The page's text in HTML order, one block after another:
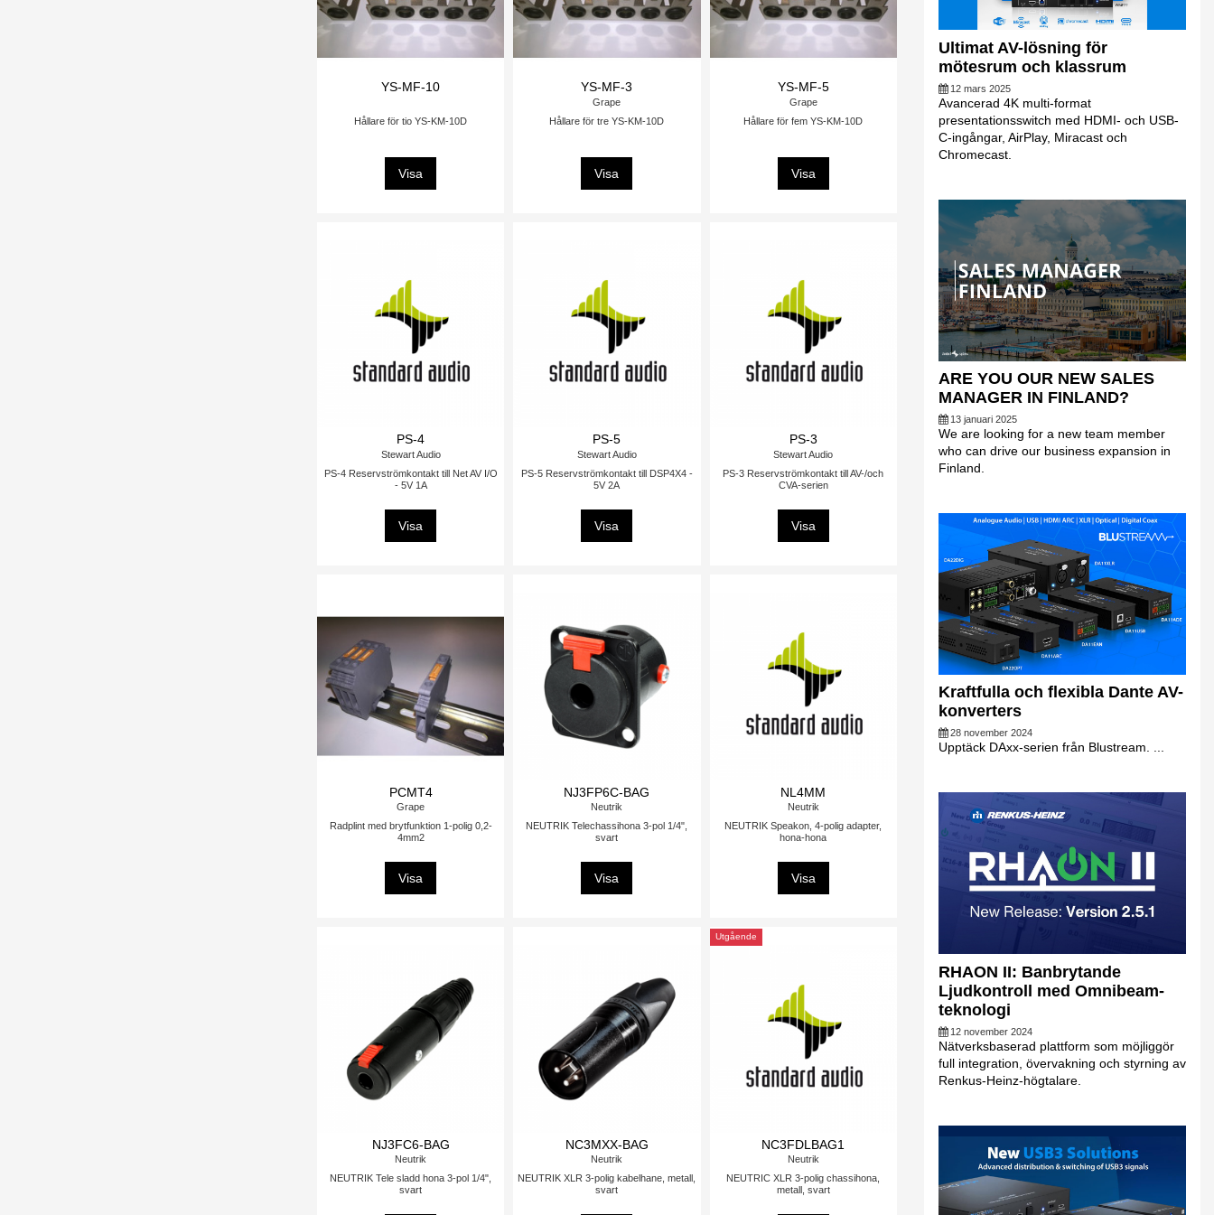
YS-MF-10
Hållare för tio YS-KM-10D
Visa
YS-MF-3
Grape
Hållare för tre YS-KM-10D
Visa
YS-MF-5
Grape
Hållare för fem YS-KM-10D
Visa
PS-4
Stewart Audio
PS-4 Reservströmkontakt till Net AV I/O
- 5V 1A
Visa
PS-5
Stewart Audio
PS-5 Reservströmkontakt till DSP4X4 -
5V 2A
Visa
PS-3
Stewart Audio
PS-3 Reservströmkontakt till AV-/och
CVA-serien
Visa
PCMT4
Grape
Radplint med brytfunktion 1-polig 0,2-
4mm2
Visa
NJ3FP6C-BAG
Neutrik
NEUTRIK Telechassihona 3-pol 1/4",
svart
Visa
NL4MM
Neutrik
NEUTRIK Speakon, 4-polig adapter,
hona-hona
Visa
NJ3FC6-BAG
Neutrik
NEUTRIK Tele sladd hona 3-pol 1/4",
svart
NC3MXX-BAG
Neutrik
NEUTRIK XLR 3-polig kabelhane, metall,
svart
Utgående
NC3FDLBAG1
Neutrik
NEUTRIC XLR 3-polig chassihona,
metall, svart
Ultimat AV-lösning för
mötesrum och klassrum
12 mars 2025
Avancerad 4K multi-format
presentationsswitch med HDMI- och USB-
C-ingångar, AirPlay, Miracast och
Chromecast.
ARE YOU OUR NEW SALES
MANAGER IN FINLAND?
13 januari 2025
We are looking for a new team member
who can drive our business expansion in
Finland.
Kraftfulla och flexibla Dante AV-
konverters
28 november 2024
Upptäck DAxx-serien från Blustream. ...
RHAON II: Banbrytande
Ljudkontroll med Omnibeam-
teknologi
12 november 2024
Nätverksbaserad plattform som möjliggör
full integration, övervakning och styrning av
Renkus-Heinz-högtalare.